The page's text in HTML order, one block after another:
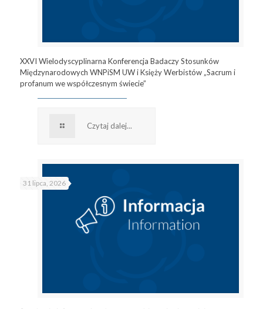
XXVI Wielodyscyplinarna Konferencja Badaczy Stosunków
Międzynarodowych WNPiSM UW i Księży Werbistów „Sacrum i
profanum we współczesnym świecie”
Czytaj dalej...
31 lipca, 2026